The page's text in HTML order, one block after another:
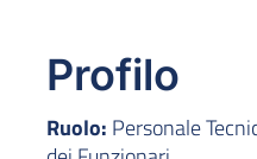
Profilo
Ruolo: Personale